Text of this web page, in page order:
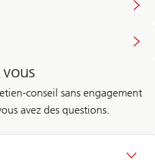
conseil sans engagement
avez des questions.